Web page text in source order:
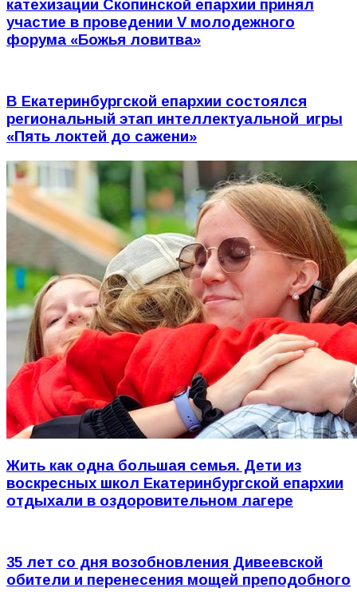
катехизации Скопинской епархии принял
участие в проведении V молодежного
форума «Божья ловитва»
В Екатеринбургской епархии состоялся
региональный этап интеллектуальной игры
«Пять локтей до сажени»
Жить как одна большая семья. Дети из
воскресных школ Екатеринбургской епархии
отдыхали в оздоровительном лагере
35 лет со дня возобновления Дивеевской
обители и перенесения мощей преподобного